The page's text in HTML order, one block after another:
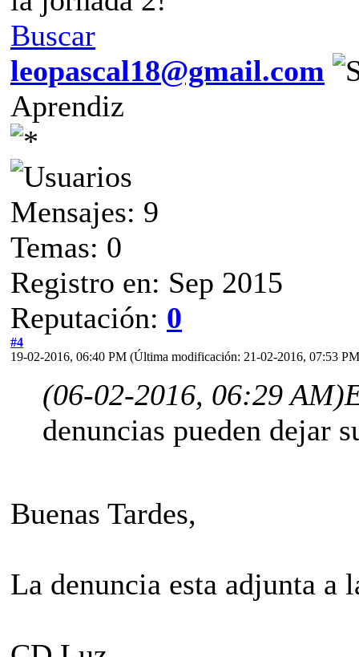
Buscar
leopascal18@gmail.com
Aprendiz
Mensajes: 9
Temas: 0
Registro en: Sep 2015
Reputación: 0
#4
19-02-2016, 06:40 PM (Última modificación: 21-02-2016, 07:53
(06-02-2016, 06:29 AM)
denuncias pueden dejar
Buenas Tardes,
La denuncia esta adjunta a